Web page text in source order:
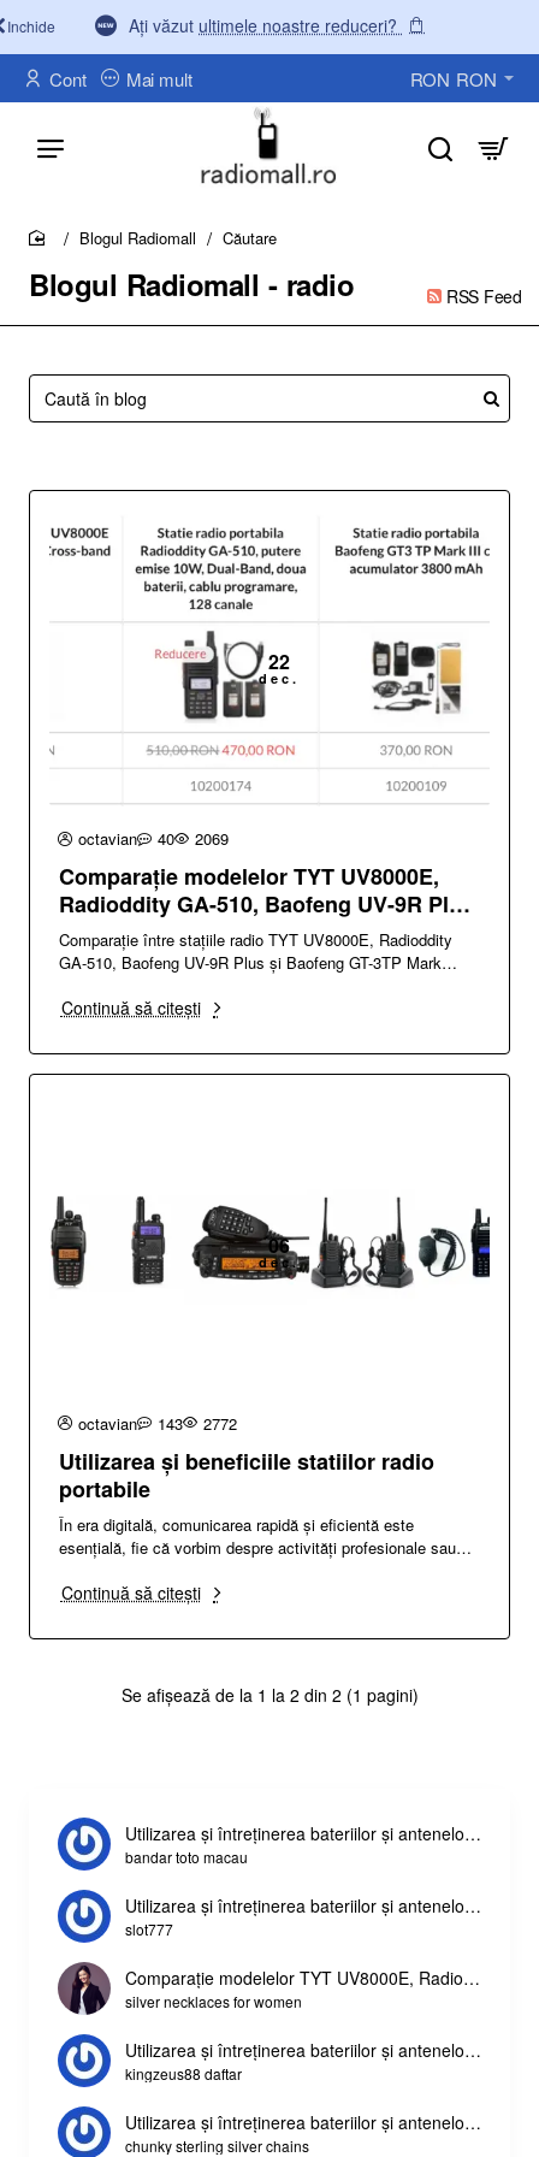
Ați văzut ultimele noastre reduceri?
Inchide
Cont Mai mult RON RON
Blogul Radiomall - radio RSS Feed
home
Blogul Radiomall Căutare
22
dec.
octavian 40 2069
Comparație modelelor TYT UV8000E,
Radioddity GA-510, Baofeng UV-9R Plus
și Baofeng GT3 TP Mark III
Comparație între stațiile radio TYT UV8000E, Radioddity
GA-510, Baofeng UV-9R Plus și Baofeng GT-3TP Mark
Continuă să citești
06
dec.
octavian 143 2772
Utilizarea și beneficiile statiilor radio
portabile
În era digitală, comunicarea rapidă și eficientă este
esențială, fie că vorbim despre activități profesionale sau
Continuă să citești
Se afișează de la 1 la 2 din 2 (1 pagini)
Utilizarea și întreținerea bateriilor și antenelor stațiilor
bandar toto macau
Utilizarea și întreținerea bateriilor și antenelor stațiilor
slot777
Comparație modelelor TYT UV8000E, Radioddity GA-510, Baofeng UV-9R Plus și Baofeng GT3 TP Mark III
silver necklaces for women
Utilizarea și întreținerea bateriilor și antenelor stațiilor
kingzeus88 daftar
Utilizarea și întreținerea bateriilor și antenelor stațiilor
chunky sterling silver chains